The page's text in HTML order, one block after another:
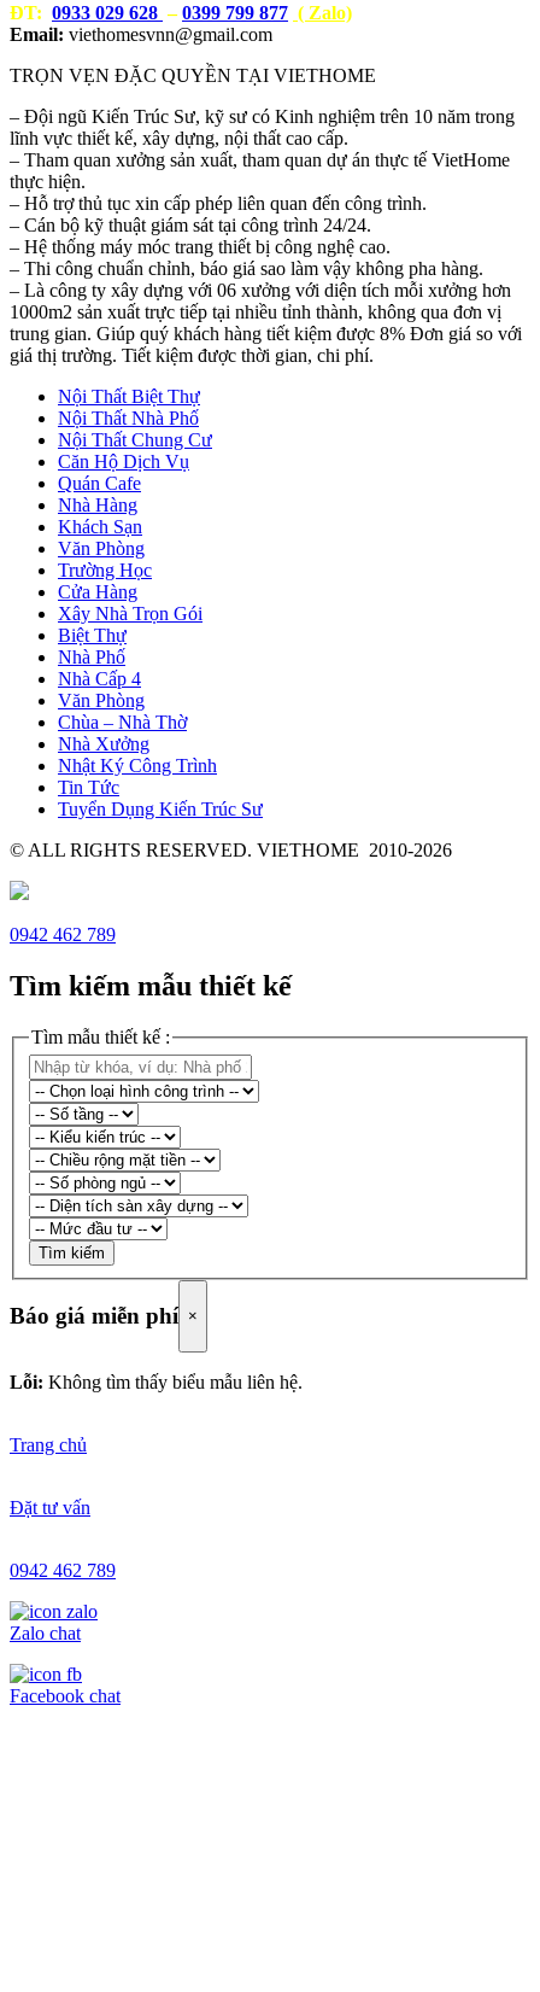
ĐT: 0933 029 628 –0399 799 877 ( Zalo)
Email: viethomesvnn@gmail.com
TRỌN VẸN ĐẶC QUYỀN TẠI VIETHOME
– Đội ngũ Kiến Trúc Sư, kỹ sư có Kinh nghiệm trên 10 năm trong
lĩnh vực thiết kế, xây dựng, nội thất cao cấp.
– Tham quan xưởng sản xuất, tham quan dự án thực tế VietHome
thực hiện.
– Hỗ trợ thủ tục xin cấp phép liên quan đến công trình.
– Cán bộ kỹ thuật giám sát tại công trình 24/24.
– Hệ thống máy móc trang thiết bị công nghệ cao.
– Thi công chuẩn chỉnh, báo giá sao làm vậy không pha hàng.
– Là công ty xây dựng với 06 xưởng với diện tích mỗi xưởng hơn
1000m2 sản xuất trực tiếp tại nhiều tỉnh thành, không qua đơn vị
trung gian. Giúp quý khách hàng tiết kiệm được 8% Đơn giá so với
giá thị trường. Tiết kiệm được thời gian, chi phí.
Nội Thất Biệt Thự
Nội Thất Nhà Phố
Nội Thất Chung Cư
Căn Hộ Dịch Vụ
Quán Cafe
Nhà Hàng
Khách Sạn
Văn Phòng
Trường Học
Cửa Hàng
Xây Nhà Trọn Gói
Biệt Thự
Nhà Phố
Nhà Cấp 4
Văn Phòng
Chùa – Nhà Thờ
Nhà Xưởng
Nhật Ký Công Trình
Tin Tức
Tuyển Dụng Kiến Trúc Sư
© ALL RIGHTS RESERVED. VIETHOME 2010-2026
0942 462 789
Tìm kiếm mẫu thiết kế
Tìm mẫu thiết kế :
Tìm kiếm
Báo giá miễn phí ×
Lỗi: Không tìm thấy biểu mẫu liên hệ.
Trang chủ
Đặt tư vấn
0942 462 789
Zalo chat
Facebook chat